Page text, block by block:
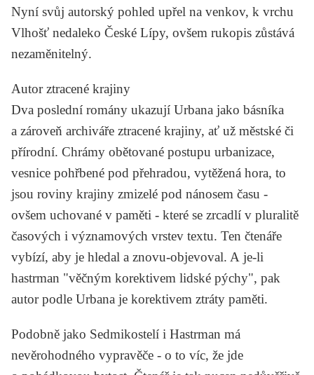
Nyní svůj autorský pohled upřel na venkov, k vrchu
Vlhošť nedaleko České Lípy, ovšem rukopis zůstává
nezaměnitelný.
Autor ztracené krajiny
Dva poslední romány ukazují Urbana jako básníka
a zároveň archiváře ztracené krajiny, ať už městské či
přírodní. Chrámy obětované postupu urbanizace,
vesnice pohřbené pod přehradou, vytěžená hora, to
jsou roviny krajiny zmizelé pod nánosem času -
ovšem uchované v paměti - které se zrcadlí v pluralitě
časových i významových vrstev textu. Ten čtenáře
vybízí, aby je hledal a znovu-objevoval. A je-li
hastrman "věčným korektivem lidské pýchy", pak
autor podle Urbana je korektivem ztráty paměti.
Podobně jako Sedmikostelí i Hastrman má
nevěrohodného vypravěče - o to víc, že jde